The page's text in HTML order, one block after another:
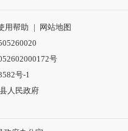
用帮助 |
网站地图
号
号-1
人民政府